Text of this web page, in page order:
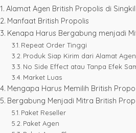
Alamat Agen British Propolis di Singkil
Manfaat British Propolis
Kenapa Harus Bergabung menjadi
Repeat Order Tinggi
Produk Siap Kirim dari Alamat
No Side Effect atau Tanpa Efek
Market Luas
Mengapa Harus Memilih British
Bergabung Menjadi Mitra British
Paket Reseller
Paket Agen